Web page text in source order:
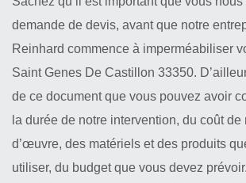
demande de devis, avant que notre
Reinhard commence à imperméabiliser
Saint Genes De Castillon 33350.
de ce document que vous pouvez avoir
la durée de notre intervention, du coût de
d’œuvre, des matériels et des produits
utiliser, du budget que vous devez